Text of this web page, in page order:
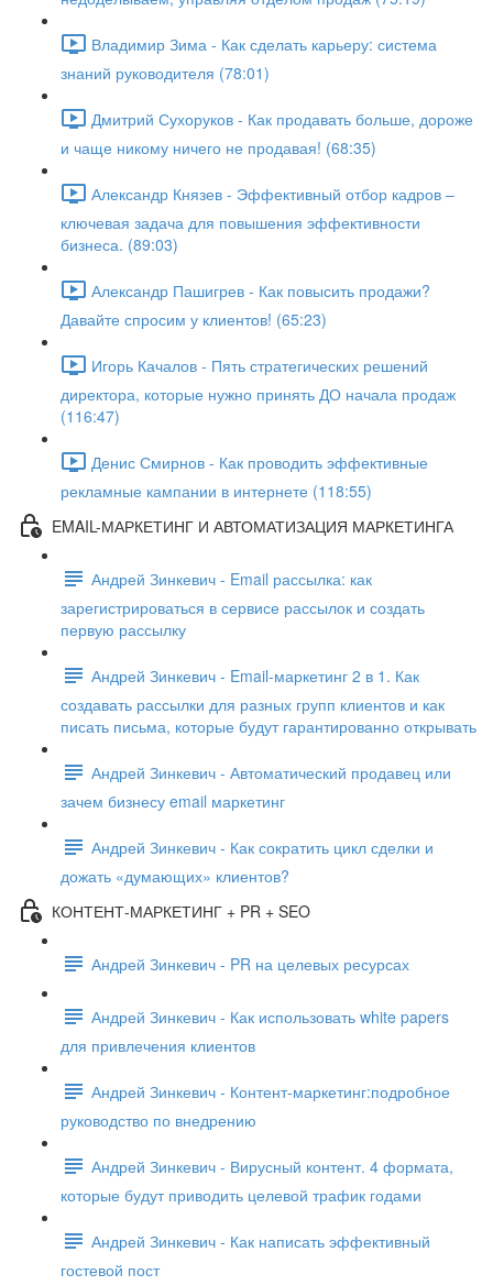
Владимир Зима - Как сделать карьеру: система
знаний руководителя (78:01)
Дмитрий Сухоруков - Как продавать больше, дороже
и чаще никому ничего не продавая! (68:35)
Александр Князев - Эффективный отбор кадров –
ключевая задача для повышения эффективности
бизнеса. (89:03)
Александр Пашигрев - Как повысить продажи?
Давайте спросим у к лиентов! (65:23)
Игорь Качалов - Пять стратегических решений
директора, которые нужно принять ДО начала продаж
(116:47)
Денис Смирнов - Как проводить эффективные
рекламные кампании в интернете (118:55)
EMAIL-МАРКЕТИНГ И АВТОМАТИЗАЦИЯ МАРКЕТИНГА
Андрей Зинкевич - Email рассылка: как
зарегистрироваться в сервисе рассылок и создать
первую рассылку
Андрей Зинкевич - Email-маркетинг 2 в 1. Как
создавать рассылки для разных групп клиентов и как
писать письма, которые будут гарантированно открывать
Андрей Зинкевич - Автоматический продавец или
зачем бизнесу email маркетинг
Андрей Зинкевич - Как сократить цикл сделки и
дожать «думающих» клиентов?
КОНТЕНТ-МАРКЕТИНГ + PR + SEO
Андрей Зинкевич - PR на целевых ресурсах
Андрей Зинкевич - Как использовать white papers
для привлечения клиентов
Андрей Зинкевич - Контент-маркетинг:подробное
руководство по внедрению
Андрей Зинкевич - Вирусный контент. 4 формата,
которые будут приводить целевой трафик годами
Андрей Зинкевич - Как написать эффективный
гостевой пост